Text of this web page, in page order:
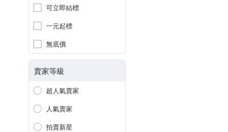
可立即結標
一元起標
無底價
賣家等級
超人氣賣家
人氣賣家
拍賣新星